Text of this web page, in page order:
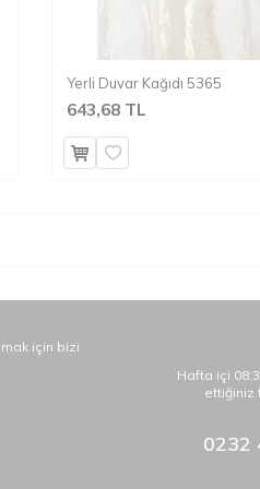
Yerli Duvar Kağıdı 5365
643,68 TL
için bizi
Hafta içi
ettiğiniz
0232